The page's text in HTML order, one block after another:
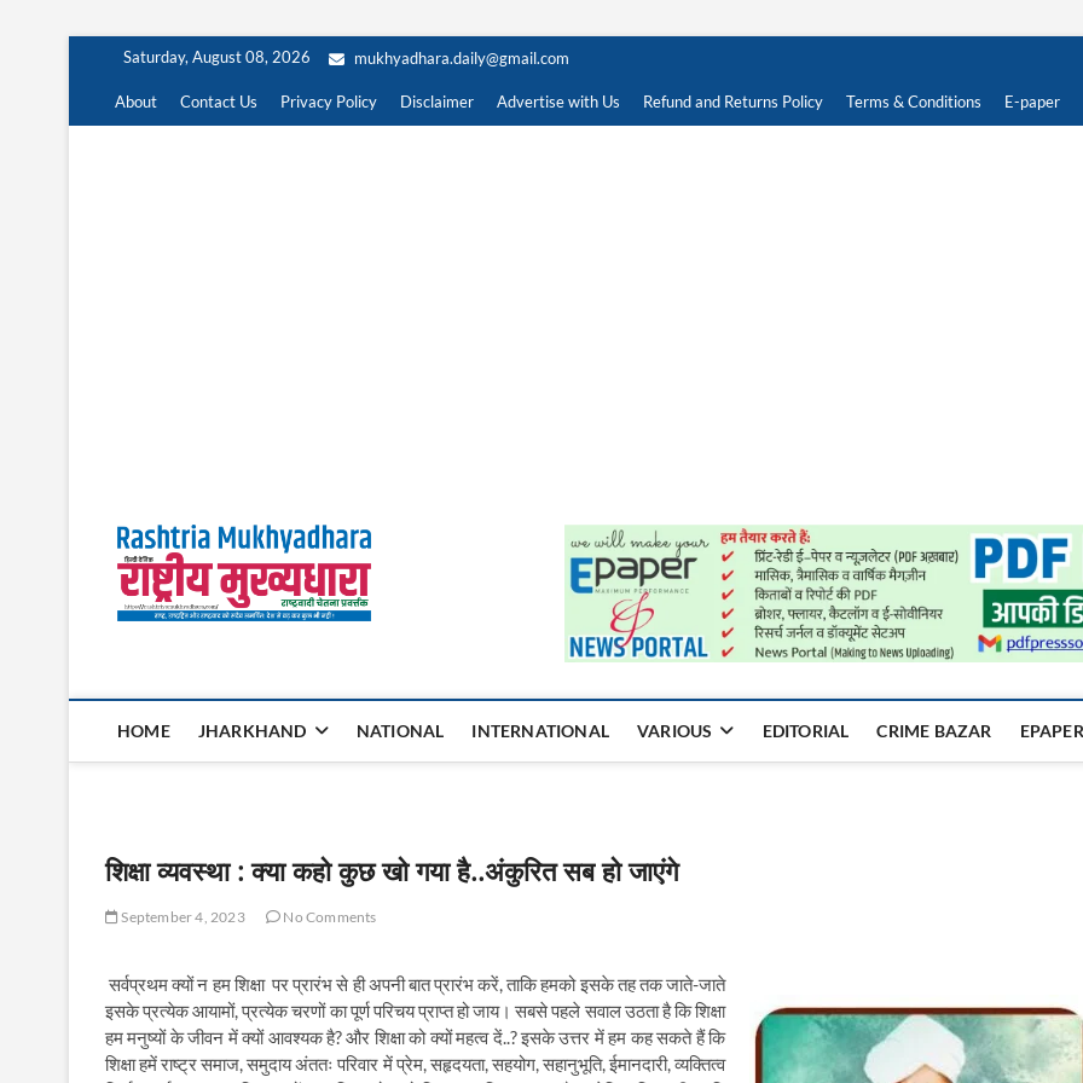
content
Saturday, August 08, 2026 mukhyadhara.daily@gmail.com
About Contact Us Privacy Policy Disclaimer Advertise with Us Refund and Returns Policy Terms & Conditions E-paper
Rashtria Mukhyadhara
HOME JHARKHAND NATIONAL INTERNATIONAL VARIOUS EDITORIAL CRIME BAZAR
शिक्षा व्यवस्था : क्या कहो कुछ खो गया है..अंकुरित सब हो जाएंगे
September 4, 2023 No Comments
सर्वप्रथम क्यों न हम शिक्षा पर प्रारंभ से ही अपनी बात प्रारंभ करें,ताकि हमको इसके तह तक जाते-जाते
इसके प्रत्येक आयामों,प्रत्येक चरणों का पूर्ण परिचय प्राप्त हो जाय। सबसे पहले सवाल उठता है कि शिक्षा
हम मनुष्यों के जीवन में क्यों आवश्यक है?और शिक्षा को क्यों महत्व दें..?इसके उत्तर में हम कह सकते हैं कि
शिक्षा हमें राष्ट्र समाज,समुदाय अंततः परिवार में प्रेम,सहृदयता,सहयोग,सहानुभूति,ईमानदारी,व्यक्तित्व